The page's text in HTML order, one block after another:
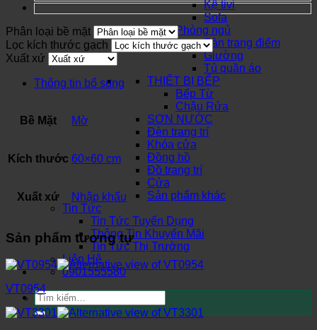
Kệ tivi
Sofa
Phòng ngủ
Bàn trang điểm
Giường
Tủ quần áo
THIẾT BỊ BẾP
Bếp Từ
Chậu Rửa
SƠN NƯỚC
Đèn trang trí
Khóa cửa
Đồng hồ
Đồ trang trí
Cửa
Sản phẩm khác
Tin Tức
Tin Tức Tuyển Dụng
Thông Tin Khuyến Mãi
Tin Tức Thị Trường
Liên Hệ
0901555580
Tìm
kiếm:
Phân loại bề mặt
Lọc kích thước gạch
Xuất xứ
Thông tin bổ sung
Bề Mặt Mờ
Kích thước 60×60 cm
Xuất xứ Nhập khẩu
Sản phẩm tương tự
VT0954